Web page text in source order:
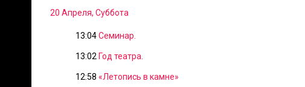
20 Апреля, Суббота
13:04Семинар.
13:02 Год театра.
12:58 «Летопись в камне»